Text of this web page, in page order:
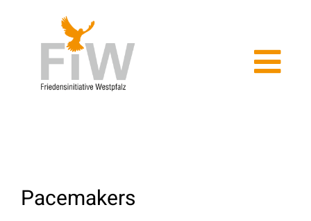
springen
Pacemakers